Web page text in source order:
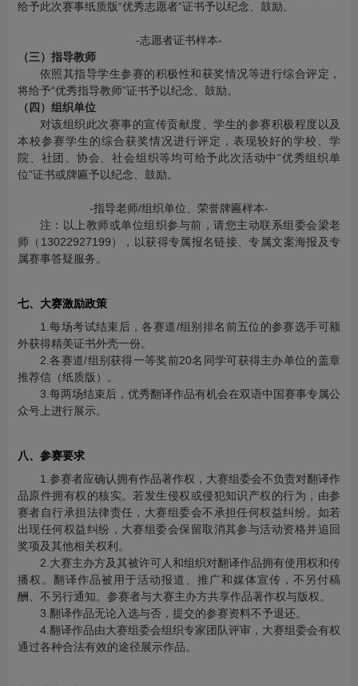
给予此次赛事纸质版“优秀志愿者”证书予以纪念、鼓励。
-志愿者证书样本-
（三）指导教师
依照其指导学生参赛的积极性和获奖情况等进行综合评定，
将给予“优秀指导教师”证书予以纪念、鼓励。
（四）组织单位
对该组织此次赛事的宣传贡献度、学生的参赛积极程度以及
本校参赛学生的综合获奖情况进行评定，表现较好的学校、学
院、社团、协会、社会组织等均可给予此次活动中“优秀组织单
位”证书或牌匾予以纪念、鼓励。
-指导老师/组织单位、荣誉牌匾样本-
注：以上教师或单位组织参与前，请您主动联系组委会梁老
师（13022927199），以获得专属报名链接、专属文案海报及专
属赛事答疑服务。
七、大赛激励政策
1.每场考试结束后，各赛道/组别排名前五位的参赛选手可额
外获得精美证书外壳一份。
2.各赛道/组别获得一等奖前20名同学可获得主办单位的盖章
推荐信（纸质版）。
3.每两场结束后，优秀翻译作品有机会在双语中国赛事专属公
众号上进行展示。
八、参赛要求
1.参赛者应确认拥有作品著作权，大赛组委会不负责对翻译作
品原件拥有权的核实。若发生侵权或侵犯知识产权的行为，由参
赛者自行承担法律责任，大赛组委会不承担任何权益纠纷。如若
出现任何权益纠纷，大赛组委会保留取消其参与活动资格并追回
奖项及其他相关权利。
2.大赛主办方及其被许可人和组织对翻译作品拥有使用权和传
播权。翻译作品被用于活动报道、推广和媒体宣传，不另付稿
酬、不另行通知。参赛者与大赛主办方共享作品著作权与版权。
3.翻译作品无论入选与否，提交的参赛资料不予退还。
4.翻译作品由大赛组委会组织专家团队评审，大赛组委会有权
通过各种合法有效的途径展示作品。